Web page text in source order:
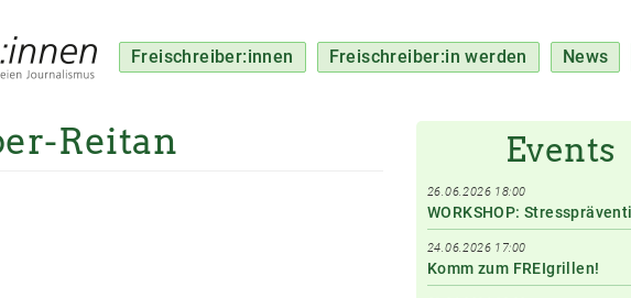
Freischreiber:innen Freischreiber:in werden News
Reitan Events
26.06.2026 18:00
WORKSHOP:
24.06.2026 17:00
Komm zum FREIgrillen!